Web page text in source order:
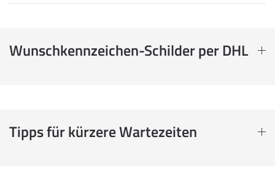
Wunschkennzeichen-Schilder per DHL
Tipps für kürzere Wartezeiten